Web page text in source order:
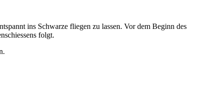
ins Schwarze fliegen zu lassen. Vor dem Beginn des
folgt.